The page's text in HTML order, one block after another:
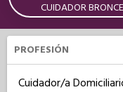
CUIDADOR BRONCE
PROFESIÓN
Cuidador/a